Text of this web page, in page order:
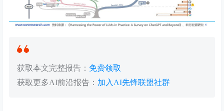
获取本文完整报告： 免费领取
获取更多AI前沿报告： 加入AI先锋联盟社群